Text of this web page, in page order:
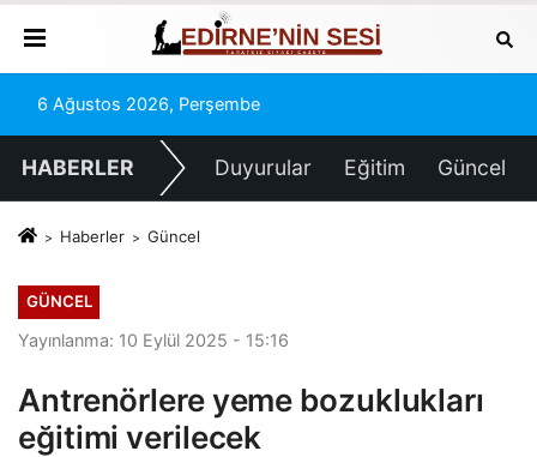
6 Ağustos 2026, Perşembe
HABERLER Duyurular Eğitim Güncel
Haberler Güncel
GÜNCEL
Yayınlanma: 10 Eylül 2025 - 15:16
Antrenörlere yeme bozuklukları
eğitimi verilecek